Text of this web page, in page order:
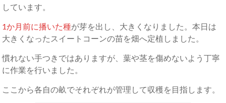
しています。
1か月前に播いた種が芽を出し、大きくなりました。本日は
大きくなったスイートコーンの苗を畑へ定植しました。
慣れない手つきではありますが、葉や茎を傷めないよう丁寧
に作業を行いました。
ここから各自の畝でそれぞれが管理して収穫を目指します。